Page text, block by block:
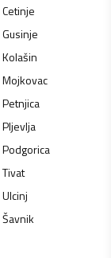
Cetinje
Gusinje
Kolašin
Mojkovac
Petnjica
Pljevlja
Podgorica
Tivat
Ulcinj
Šavnik